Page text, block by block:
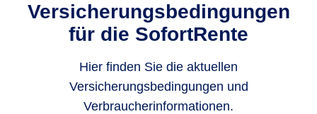
Versicherungsbedingungen
für die SofortRente
Hier finden Sie die aktuellen
Versicherungsbedingungen und
Verbraucherinformationen.